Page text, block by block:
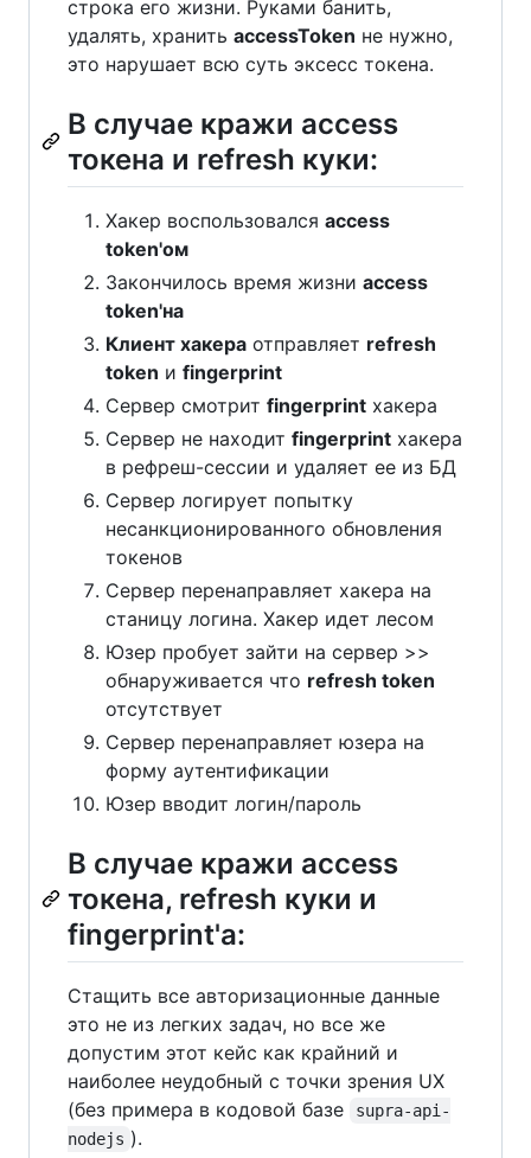
строка его жизни. Руками банить,
удалять, хранить accessToken не нужно,
это нарушает всю суть эксесс токена.
В случае кражи access
токена и refresh куки:
Хакер воспользовался access
token'ом
Закончилось время жизни access
token'на
Клиент хакера отправляет refresh
token и fingerprint
Сервер смотрит fingerprint хакера
Сервер не находит fingerprint хакера
в рефреш-сессии и удаляет ее из БД
Сервер логирует попытку
несанкционированного обновления
токенов
Сервер перенаправляет хакера на
станицу логина. Хакер идет лесом
Юзер пробует зайти на сервер >>
обнаруживается что refresh token
отсутствует
Сервер перенаправляет юзера на
форму аутентификации
Юзер вводит логин/пароль
В случае кражи access
токена, refresh куки и
fingerprint'а:
Стащить все авторизационные данные
это не из легких задач, но все же
допустим этот кейс как крайний и
наиболее неудобный с точки зрения UX
(без примера в кодовой базе
supra-api-
nodejs ).